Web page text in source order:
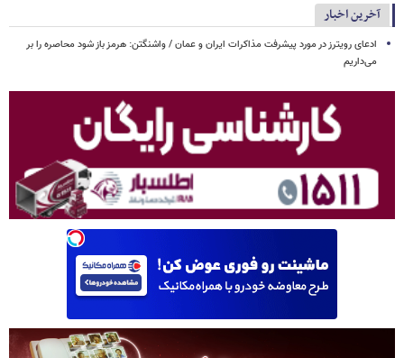
آخرین اخبار
ادعای رویترز در مورد پیشرفت مذاکرات ایران و عمان / واشنگتن: هرمز باز شود محاصره را بر
می‌داریم